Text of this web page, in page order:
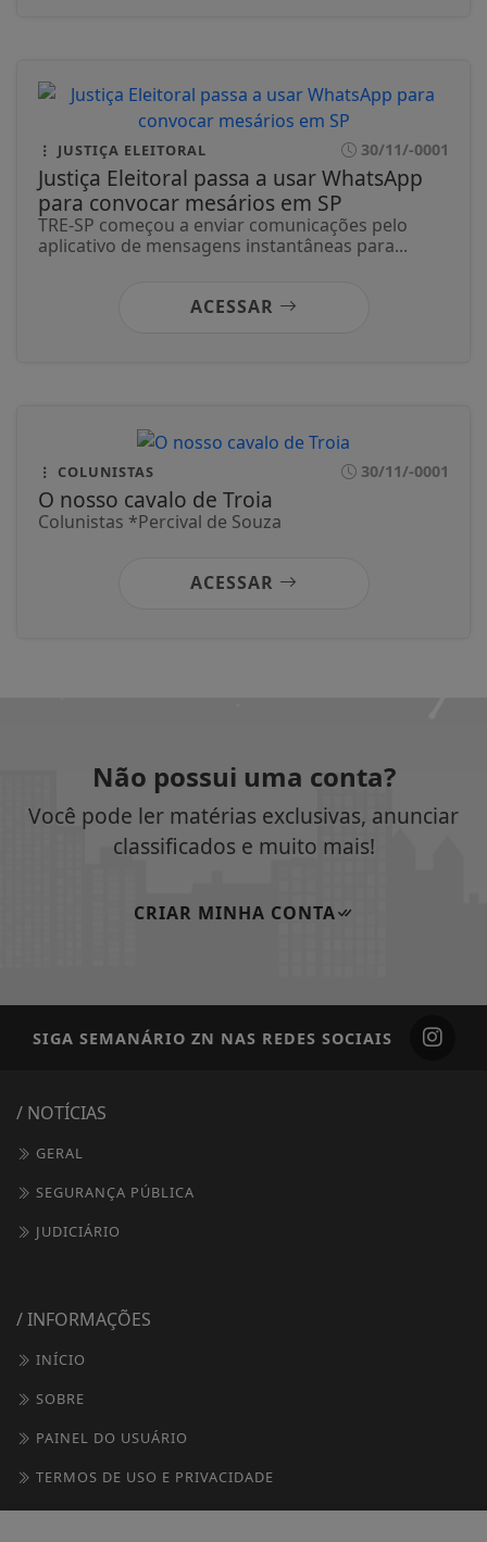
JUSTIÇA ELEITORAL 30/11/-0001
Justiça Eleitoral passa a usar WhatsApp
para convocar mesários em SP
TRE-SP começou a enviar comunicações pelo
aplicativo de mensagens instantâneas para...
ACESSAR
COLUNISTAS 30/11/-0001
O nosso cavalo de Troia
Colunistas *Percival de Souza
ACESSAR
Não possui uma conta?
Você pode ler matérias exclusivas, anunciar
classificados e muito mais!
CRIAR MINHA CONTA
SIGA SEMANÁRIO ZN NAS REDES SOCIAIS
/ NOTÍCIAS
GERAL
SEGURANÇA PÚBLICA
JUDICIÁRIO
/ INFORMAÇÕES
INÍCIO
SOBRE
PAINEL DO USUÁRIO
TERMOS DE USO E PRIVACIDADE
FAQ